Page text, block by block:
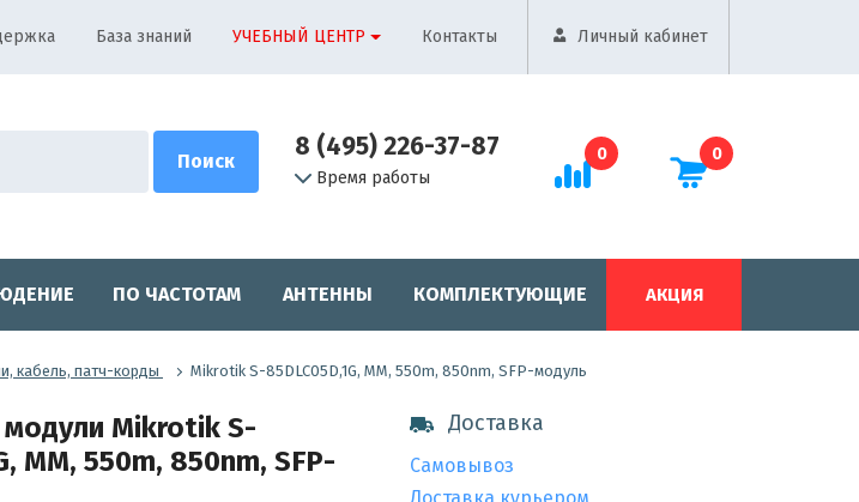
База знаний УЧЕБНЫЙ ЦЕНТР Контакты Личный кабинет
8 (495) 226-37-87
Время работы
0 0
ПО ЧАСТОТАМ АНТЕННЫ КОМПЛЕКТУЮЩИЕ АКЦИЯ
кабель, патч-корды Mikrotik S-85DLC05D,1G, MM, 550m, 850nm, SFP-модуль
модули Mikrotik S-
MM, 550m, 850nm, SFP-
Доставка
Самовывоз
Доставка курьером